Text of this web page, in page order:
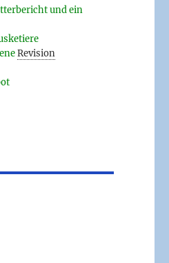
und ein
Revision